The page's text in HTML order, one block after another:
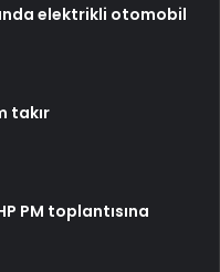
elektrikli otomobil
takır
PM toplantısına